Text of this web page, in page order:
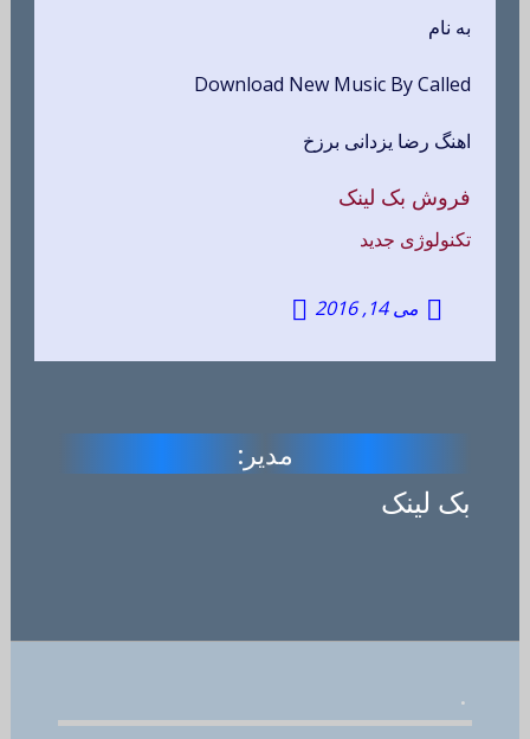
به نام
Download New Music By Called
اهنگ رضا یزدانی برزخ
فروش بک لینک
تکنولوژی جدید
می 14, 2016
مدیر:
بک لینک
.